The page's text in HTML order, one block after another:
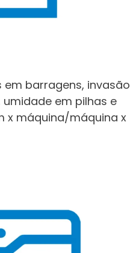
barragens, invasão
em pilhas e
x máquina/máquina x